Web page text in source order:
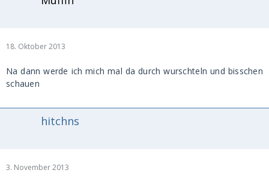
18. Oktober 2013
Na dann werde ich mich mal da durch wurschteln und bisschen
schauen
hitchns
3. November 2013